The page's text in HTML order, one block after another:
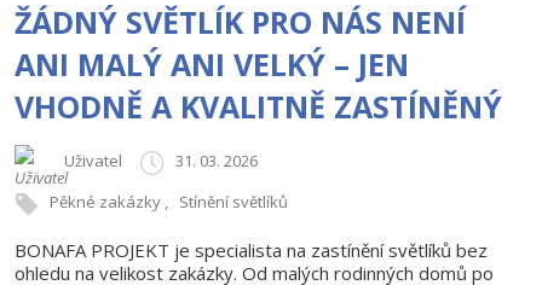
ŽÁDNÝ SVĚTLÍK PRO NÁS NENÍ
ANI MALÝ ANI VELKÝ – JEN
VHODNĚ A KVALITNĚ ZASTÍNĚNÝ
Uživatel
31. 03. 2026
Pěkné zakázky
Stínění světlíků
BONAFA PROJEKT je specialista na zastínění světlíků bez
ohledu na velikost zakázky. Od malých rodinných domů po